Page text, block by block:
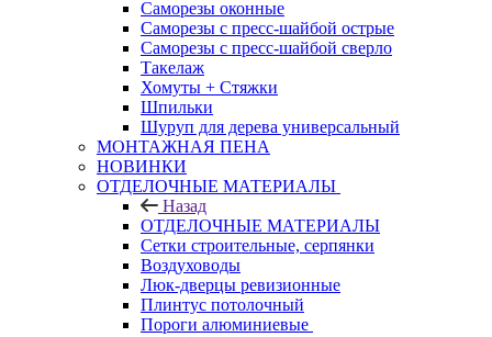
Саморезы оконные
Саморезы с пресс-шайбой острые
Саморезы с пресс-шайбой сверло
Такелаж
Хомуты + Стяжки
Шпильки
Шуруп для дерева универсальный
МОНТАЖНАЯ ПЕНА
НОВИНКИ
ОТДЕЛОЧНЫЕ МАТЕРИАЛЫ
Назад
ОТДЕЛОЧНЫЕ МАТЕРИАЛЫ
Сетки строительные, серпянки
Воздуховоды
Люк-дверцы ревизионные
Плинтус потолочный
Пороги алюминиевые